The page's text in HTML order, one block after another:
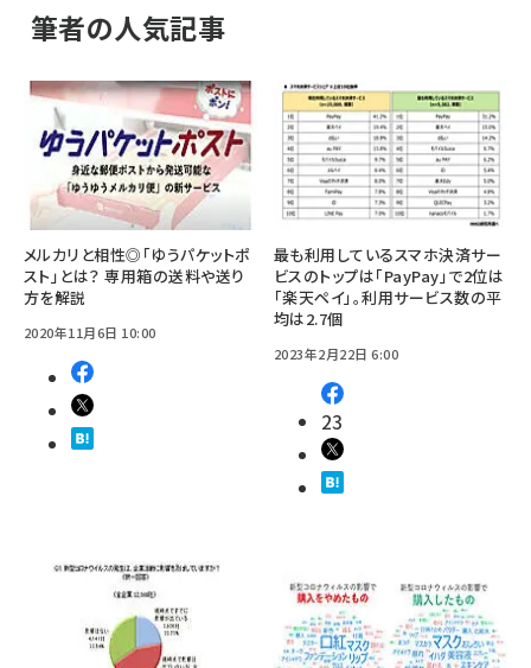
筆者の人気記事
メルカリと相性◎「ゆうパケットポ
スト」とは？ 専用箱の送料や送り
方を解説
2020年11月6日 10:00
最も利用しているスマホ決済サー
ビスのトップは「PayPay」で2位は
「楽天ペイ」。利用サービス数の平
均は2.7個
2023年2月22日 6:00
23